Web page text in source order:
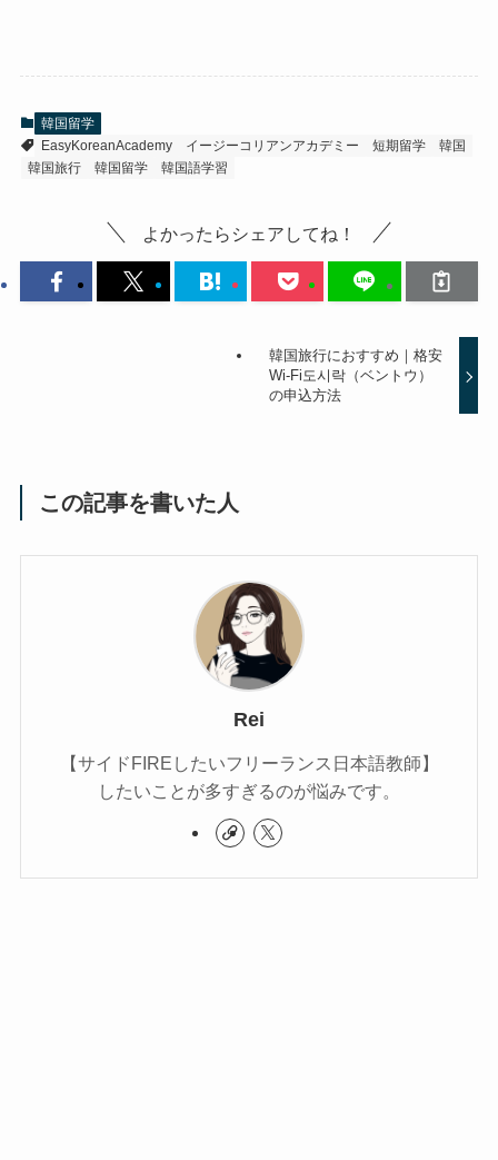
韓国留学
EasyKoreanAcademy
イージーコリアンアカデミー 短期留学
韓国
韓国旅行
韓国留学 韓国語学習
よかったらシェアしてね！
韓国旅行におすすめ｜格安
Wi-Fi도시락（ベントウ）
の申込方法
この記事を書いた人
Rei
【サイドFIREしたいフリーランス日本語教師】
したいことが多すぎるのが悩みです。